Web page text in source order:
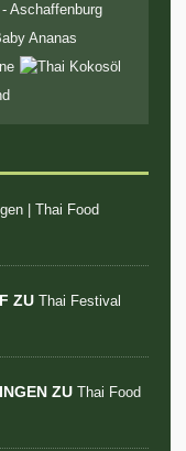
| Thai Food
ZU Thai Festival
ZU Thai Food